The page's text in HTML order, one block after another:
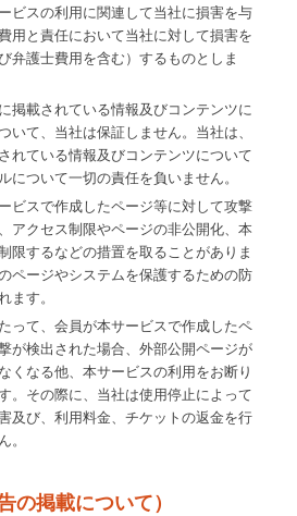
ビスの利用に関連して当社に損害を与
用と責任において当社に対して損害を
弁護士費用を含む）するものとしま
掲載されている情報及びコンテンツに
いて、当社は保証しません。当社は、
れている情報及びコンテンツについて
について一切の責任を負いません。
ビスで作成したページ等に対して攻撃
アクセス制限やページの非公開化、本
限するなどの措置を取ることがありま
ページやシステムを保護するための防
ます。
って、会員が本サービスで作成したペ
が検出された場合、外部公開ページが
くなる他、本サービスの利用をお断り
。その際に、当社は使用停止によって
及び、利用料金、チケットの返金を行
。
の掲載について）